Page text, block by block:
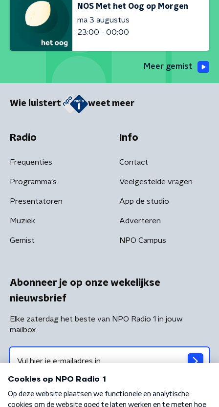
NOS Met het Oog op Morgen
ma 3 augustus
23:00 - 00:00
Meer gemist
Wie luistert weet meer
Radio
Frequenties
Programma's
Presentatoren
Muziek
Gemist
Info
Contact
Veelgestelde vragen
App de studio
Adverteren
NPO Campus
Abonneer je op onze wekelijkse
nieuwsbrief
Elke zaterdag het beste van NPO Radio 1 in jouw
mailbox